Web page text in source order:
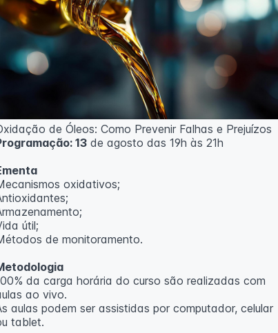
de Óleos: Como Prevenir Falhas e Prejuízos
13de agosto das 19h às 21h
oxidativos;
útil;
de monitoramento.
da carga horária do curso são realizadas com
ao vivo.
aulas podem ser assistidas por computador, celular
tablet.